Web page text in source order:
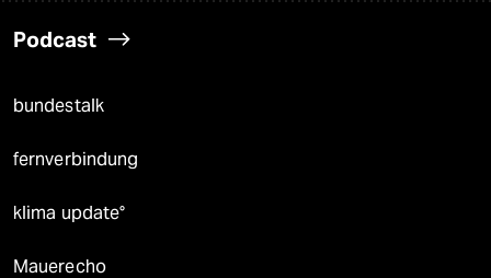
Podcast
bundestalk
fernverbindung
klima update°
Mauerecho